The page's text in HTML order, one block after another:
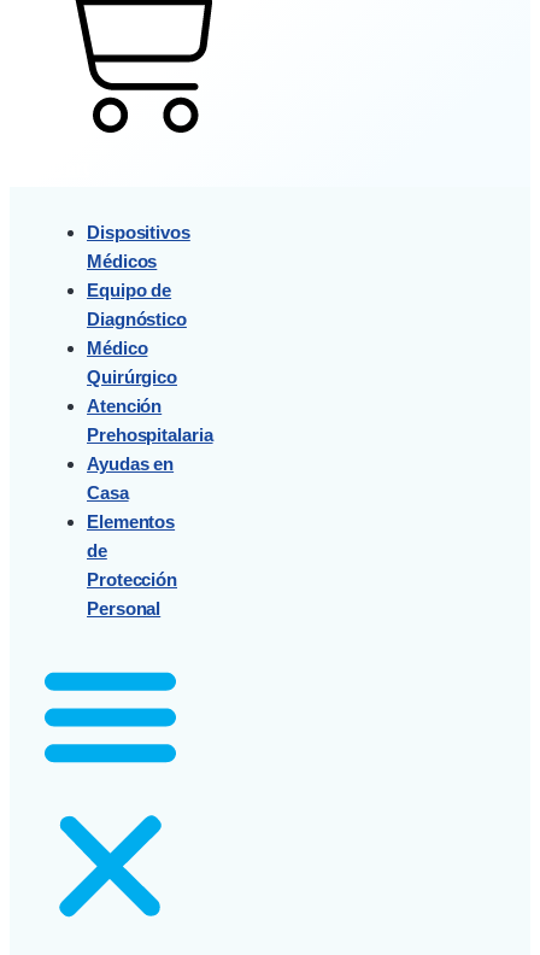
Dispositivos
Médicos
Equipo de
Diagnóstico
Médico
Quirúrgico
Atención
Prehospitalaria
Ayudas en
Casa
Elementos
de
Protección
Personal